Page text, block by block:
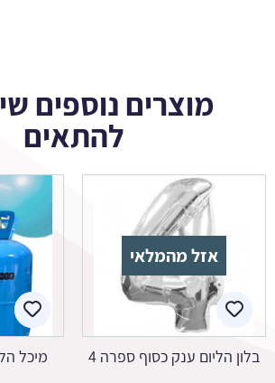
מוצרים נוספים
להתאים
אזל מהמלאי
בלון הליום ענק כסוף ספרה 4 מיכל